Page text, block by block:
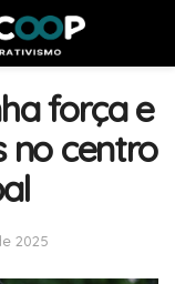
força e
no centro
2025